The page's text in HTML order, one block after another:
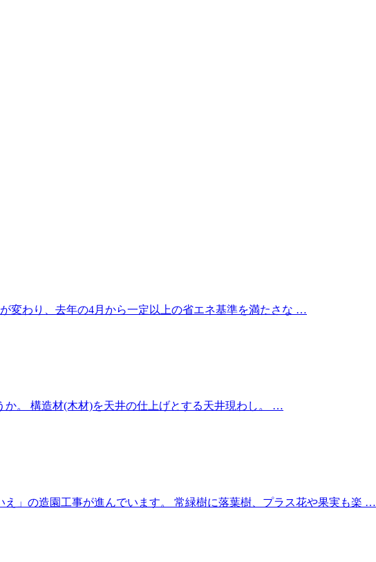
変わり、去年の4月から一定以上の省エネ基準を満たさな …
か。 構造材(木材)を天井の仕上げとする天井現わし。 …
え」の造園工事が進んでいます。 常緑樹に落葉樹、プラス花や果実も楽 …